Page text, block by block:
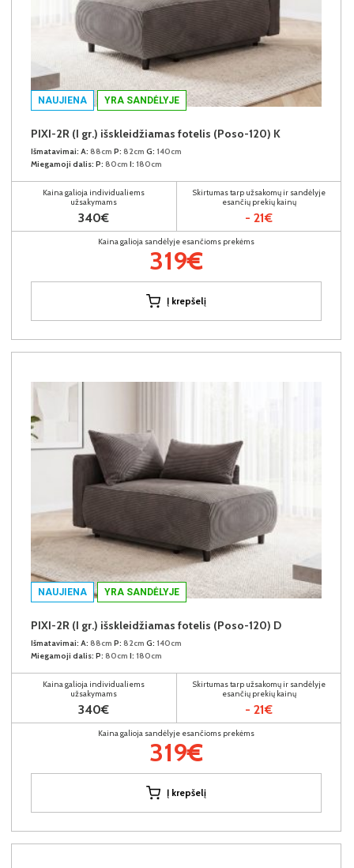
NAUJIENA YRA SANDĖLYJE
PIXI-2R (I gr.) išskleidžiamas fotelis (Poso-120) K
Išmatavimai: A: 88cm P: 82cm G: 140cm
Miegamoji dalis: P: 80cm I: 180cm
Kaina galioja individualiems
užsakymams
340€
Skirtumas tarp užsakomų ir sandėlyje
esančių prekių kainų
- 21€
Kaina galioja sandėlyje esančioms prekėms
319€
Į krepšelį
NAUJIENA YRA SANDĖLYJE
PIXI-2R (I gr.) išskleidžiamas fotelis (Poso-120) D
Išmatavimai: A: 88cm P: 82cm G: 140cm
Miegamoji dalis: P: 80cm I: 180cm
Kaina galioja individualiems
užsakymams
340€
Skirtumas tarp užsakomų ir sandėlyje
esančių prekių kainų
- 21€
Kaina galioja sandėlyje esančioms prekėms
319€
Į krepšelį